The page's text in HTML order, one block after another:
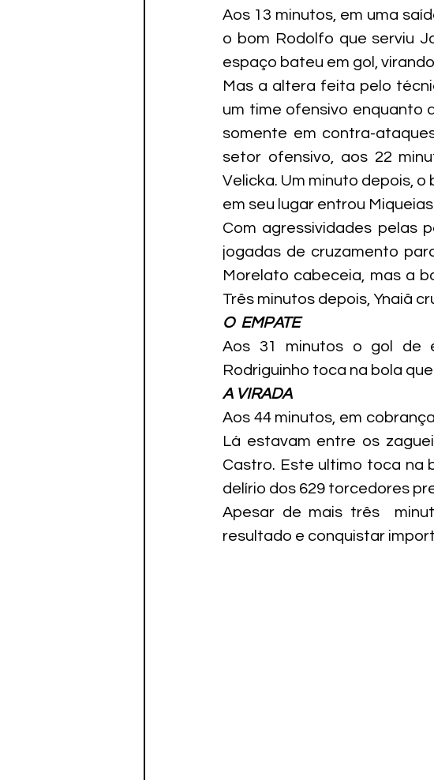
Aos 13 minutos, em uma
o bom Rodolfo que serviu
espaço bateu em gol,
Mas a altera feita pelo
um time ofensivo enquanto
somente em contra-
setor ofensivo, aos 22
Velicka. Um minuto depois,
em seu lugar entrou
Com agressividades pelas
jogadas de cruzamento
Morelato cabeceia, mas a
Três minutos depois, Ynaiâ
O  EMPATE
Aos 31 minutos o gol de
Rodriguinho toca na bola
A VIRADA
Aos 44 minutos, em
Lá estavam entre os
Castro. Este ultimo toca na
delírio dos 629 torcedores
Apesar de mais três
resultado e conquistar